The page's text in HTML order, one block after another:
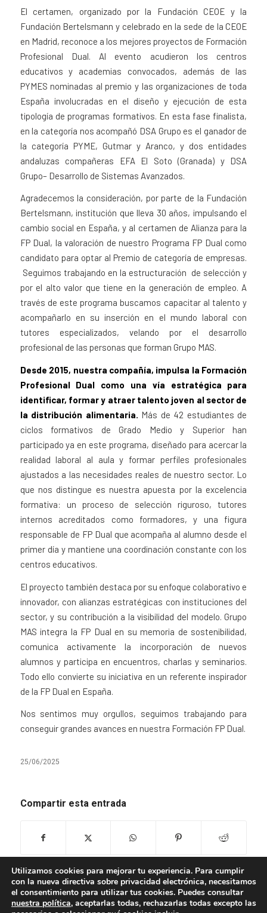
El certamen, organizado por la Fundación CEOE y la
Fundación Bertelsmann y celebrado en la sede de la CEOE
en Madrid, reconoce a los mejores proyectos de Formación
Profesional Dual. Al evento acudieron los centros
educativos y academias convocados, además de las
PYMES nominadas al premio y las organizaciones de toda
España involucradas en el diseño y ejecución de esta
tipología de programas formativos. En esta fase finalista,
en la categoría nos acompañó DSA Grupo es el ganador de
la categoría PYME, Gutmar y Aranco, y dos entidades
andaluzas compañeras EFA El Soto (Granada) y DSA
Grupo– Desarrollo de Sistemas Avanzados.
Agradecemos la consideración, por parte de la Fundación
Bertelsmann, institución que lleva 30 años, impulsando el
cambio social en España, y al certamen de Alianza para la
FP Dual, la valoración de nuestro Programa FP Dual como
candidato para optar al Premio de categoría de empresas.
Seguimos trabajando en la estructuración de selección y
por el alto valor que tiene en la generación de empleo. A
través de este programa buscamos capacitar al talento y
acompañarlo en su inserción en el mundo laboral con
tutores especializados, velando por el desarrollo
profesional de las personas que forman Grupo MAS.
Desde 2015, nuestra compañía, impulsa la Formación
Profesional Dual como una vía estratégica para
identificar, formar y atraer talento joven al sector de
la distribución alimentaria. Más de 42 estudiantes de
ciclos formativos de Grado Medio y Superior han
participado ya en este programa, diseñado para acercar la
realidad laboral al aula y formar perfiles profesionales
ajustados a las necesidades reales de nuestro sector. Lo
que nos distingue es nuestra apuesta por la excelencia
formativa: un proceso de selección riguroso, tutores
internos acreditados como formadores, y una figura
responsable de FP Dual que acompaña al alumno desde el
primer día y mantiene una coordinación constante con los
centros educativos.
El proyecto también destaca por su enfoque colaborativo e
innovador, con alianzas estratégicas con instituciones del
sector, y su contribución a la visibilidad del modelo. Grupo
MAS integra la FP Dual en su memoria de sostenibilidad,
comunica activamente la incorporación de nuevos
alumnos y participa en encuentros, charlas y seminarios.
Todo ello convierte su iniciativa en un referente inspirador
de la FP Dual en España.
Nos sentimos muy orgullos, seguimos trabajando para
conseguir grandes avances en nuestra Formación FP Dual.
25/06/2025
Compartir esta entrada
Utilizamos cookies para mejorar tu experiencia. Para cumplir
con la nueva directiva sobre privacidad electrónica, necesitamos
el consentimiento para utilizar tus cookies. Puedes consultar
nuestra política, aceptarlas todas, rechazarlas todas excepto las